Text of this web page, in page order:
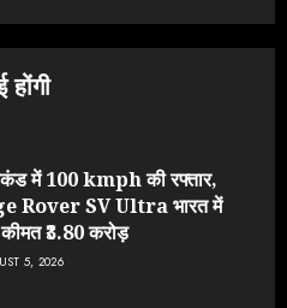
में 100 kmph की रफ्तार,
Rover SV Ultra भारत में
₹3.80 करोड़
5, 2026